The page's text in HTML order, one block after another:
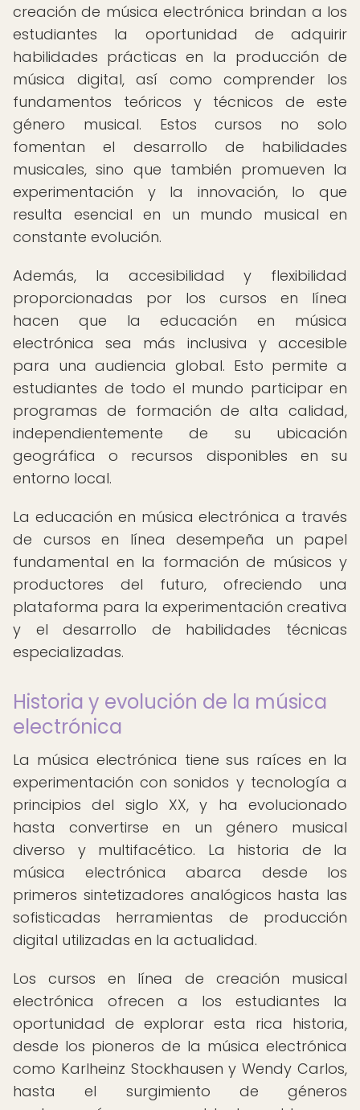
creación de música electrónica brindan a los
estudiantes la oportunidad de adquirir
habilidades prácticas en la producción de
música digital, así como comprender los
fundamentos teóricos y técnicos de este
género musical. Estos cursos no solo
fomentan el desarrollo de habilidades
musicales, sino que también promueven la
experimentación y la innovación, lo que
resulta esencial en un mundo musical en
constante evolución.
Además, la accesibilidad y flexibilidad
proporcionadas por los cursos en línea
hacen que la educación en música
electrónica sea más inclusiva y accesible
para una audiencia global. Esto permite a
estudiantes de todo el mundo participar en
programas de formación de alta calidad,
independientemente de su ubicación
geográfica o recursos disponibles en su
entorno local.
La educación en música electrónica a través
de cursos en línea desempeña un papel
fundamental en la formación de músicos y
productores del futuro, ofreciendo una
plataforma para la experimentación creativa
y el desarrollo de habilidades técnicas
especializadas.
Historia y evolución de la música
electrónica
La música electrónica tiene sus raíces en la
experimentación con sonidos y tecnología a
principios del siglo XX, y ha evolucionado
hasta convertirse en un género musical
diverso y multifacético. La historia de la
música electrónica abarca desde los
primeros sintetizadores analógicos hasta las
sofisticadas herramientas de producción
digital utilizadas en la actualidad.
Los cursos en línea de creación musical
electrónica ofrecen a los estudiantes la
oportunidad de explorar esta rica historia,
desde los pioneros de la música electrónica
como Karlheinz Stockhausen y Wendy Carlos,
hasta el surgimiento de géneros